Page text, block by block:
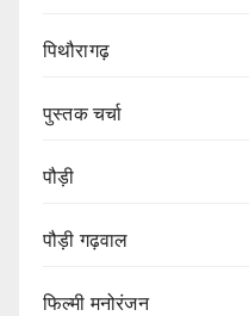
पिथौरागढ़
पुस्तक चर्चा
पौड़ी
पौड़ी गढ़वाल
फिल्मी मनोरंजन